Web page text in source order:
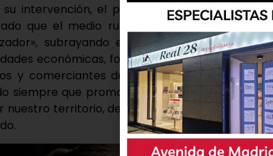
su intervención, el presidente ha destacado
que el medio rural tiene un presente
subrayando el papel de la marca
económicas, fortalecer el turismo
y comerciantes de la provincia. «Desde la
siempre que promocionar y apoyar nuestros
nuestro territorio, de generar riqueza y de fijar